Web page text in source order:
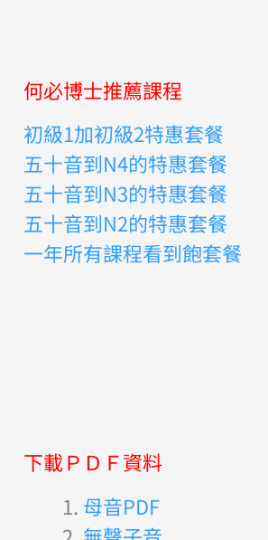
何必博士推薦課程
初級1加初級2特惠套餐
五十音到N4的特惠套餐
五十音到N3的特惠套餐
五十音到N2的特惠套餐
一年所有課程看到飽套餐
下載ＰＤＦ資料
母音PDF